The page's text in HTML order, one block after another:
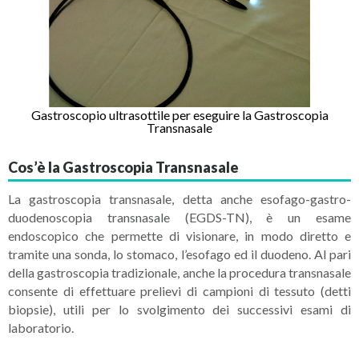
Gastroscopio ultrasottile per eseguire la Gastroscopia
Transnasale
Cos’è la Gastroscopia Transnasale
La gastroscopia transnasale, detta anche esofago-gastro-
duodenoscopia transnasale (EGDS-TN), è un esame
endoscopico che permette di visionare, in modo diretto e
tramite una sonda, lo stomaco, l’esofago ed il duodeno. Al pari
della gastroscopia tradizionale, anche la procedura transnasale
consente di effettuare prelievi di campioni di tessuto (detti
biopsie), utili per lo svolgimento dei successivi esami di
laboratorio.